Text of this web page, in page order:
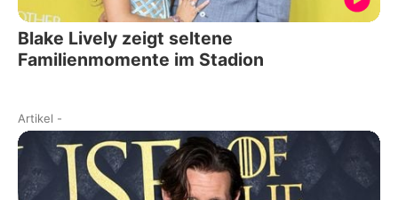
Blake Lively zeigt seltene
Familienmomente im Stadion
Artikel -